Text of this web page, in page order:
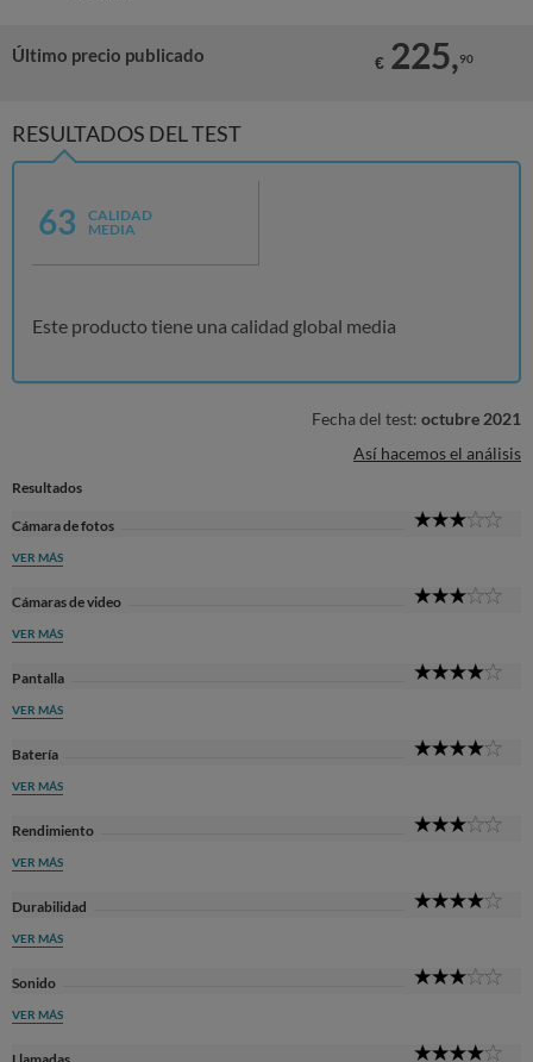
Último precio publicado € 225,90
RESULTADOS DEL TEST
63
CALIDAD
MEDIA
Este producto tiene una calidad global media
Fecha del test: octubre 2021
Así hacemos el análisis
Resultados
Cámara de fotos
VER MÁS
Cámaras de video
VER MÁS
Pantalla
VER MÁS
Batería
VER MÁS
Rendimiento
VER MÁS
Durabilidad
VER MÁS
Sonido
VER MÁS